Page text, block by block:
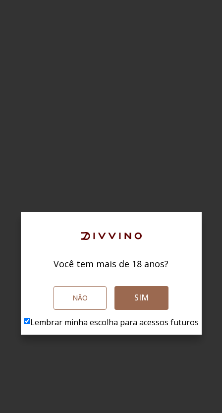
Você tem mais de 18 anos?
NÃO SIM
Lembrar minha escolha para acessos futuros